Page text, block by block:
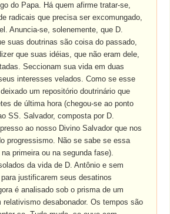
do Papa. Há quem afirme tratar-se,
radicais que precisa ser excomungado,
Anuncia-se, solenemente, que D.
suas doutrinas são coisa do passado,
que suas idéias, que não eram dele,
Seccionam sua vida em duas
interesses velados. Como se esse
um repositório doutrinário que
de última hora (chegou-se ao ponto
SS. Salvador, composta por D.
ao nosso Divino Salvador que nos
progressismo. Não se sabe se essa
primeira ou na segunda fase).
da vida de D. Antônio e sem
justificarem seus desatinos
é analisado sob o prisma de um
relativismo desabonador. Os tempos são